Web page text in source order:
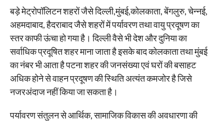
बड़े मेट्रोपॉलिटन शहरों जैसे दिल्ली,मुंबई,कोलकाता, बेंगलुरु, चेन्नई,
अहमदाबाद, हैदराबाद जैसे शहरों में पर्यावरण तथा वायु प्रदूषण का
स्तर काफी ऊंचा हो गया है। दिल्ली वैसे भी देश और दुनिया का
सर्वाधिक प्रदूषित शहर माना जाता है इसके बाद कोलकाता तथा मुंबई
का नंबर भी आता है पटना शहर की जनसंख्या एवं घरों की बसाहट
अधिक होने से वाहन प्रदूषण की स्थिति अत्यंत कमजोर है जिसे
नजरअंदाज नहीं किया जा सकता है।
पर्यावरण संतुलन से आर्थिक, सामाजिक विकास की अवधारणा की